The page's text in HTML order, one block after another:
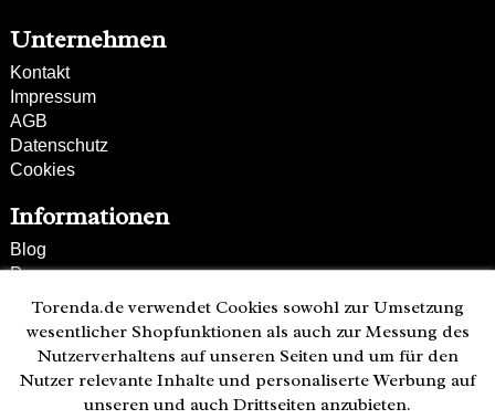
Unternehmen
Kontakt
Impressum
AGB
Datenschutz
Cookies
Informationen
Blog
Presse
Partner
Versand und Zahlung
Bestellung wiederrufen
Kunden-Hotline
Torenda.de verwendet Cookies sowohl zur Umsetzung
wesentlicher Shopfunktionen als auch zur Messung des
Nutzerverhaltens auf unseren Seiten und um für den
Nutzer relevante Inhalte und personaliserte Werbung auf
unseren und auch Drittseiten anzubieten.